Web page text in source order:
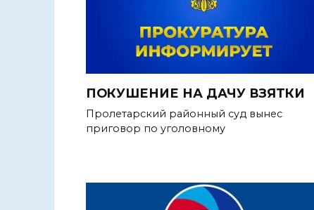
ПОКУШЕНИЕ НА ДАЧУ ВЗЯТКИ
Пролетарский районный суд вынес
приговор по уголовному